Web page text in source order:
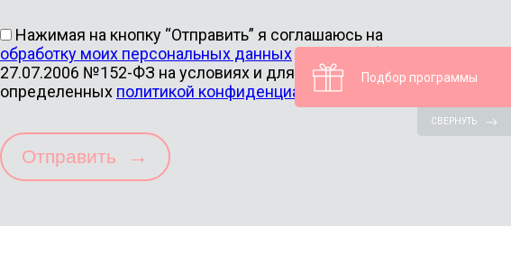
Нажимая на кнопку “Отправить” я соглашаюсь на
обработку моих персональных данныхв соотв. с ФЗ от
27.07.2006 №152-ФЗ на условиях и для целей,
определенных политикой конфиденциальности
Отправить →
Подбор программы
СВЕРНУТЬ